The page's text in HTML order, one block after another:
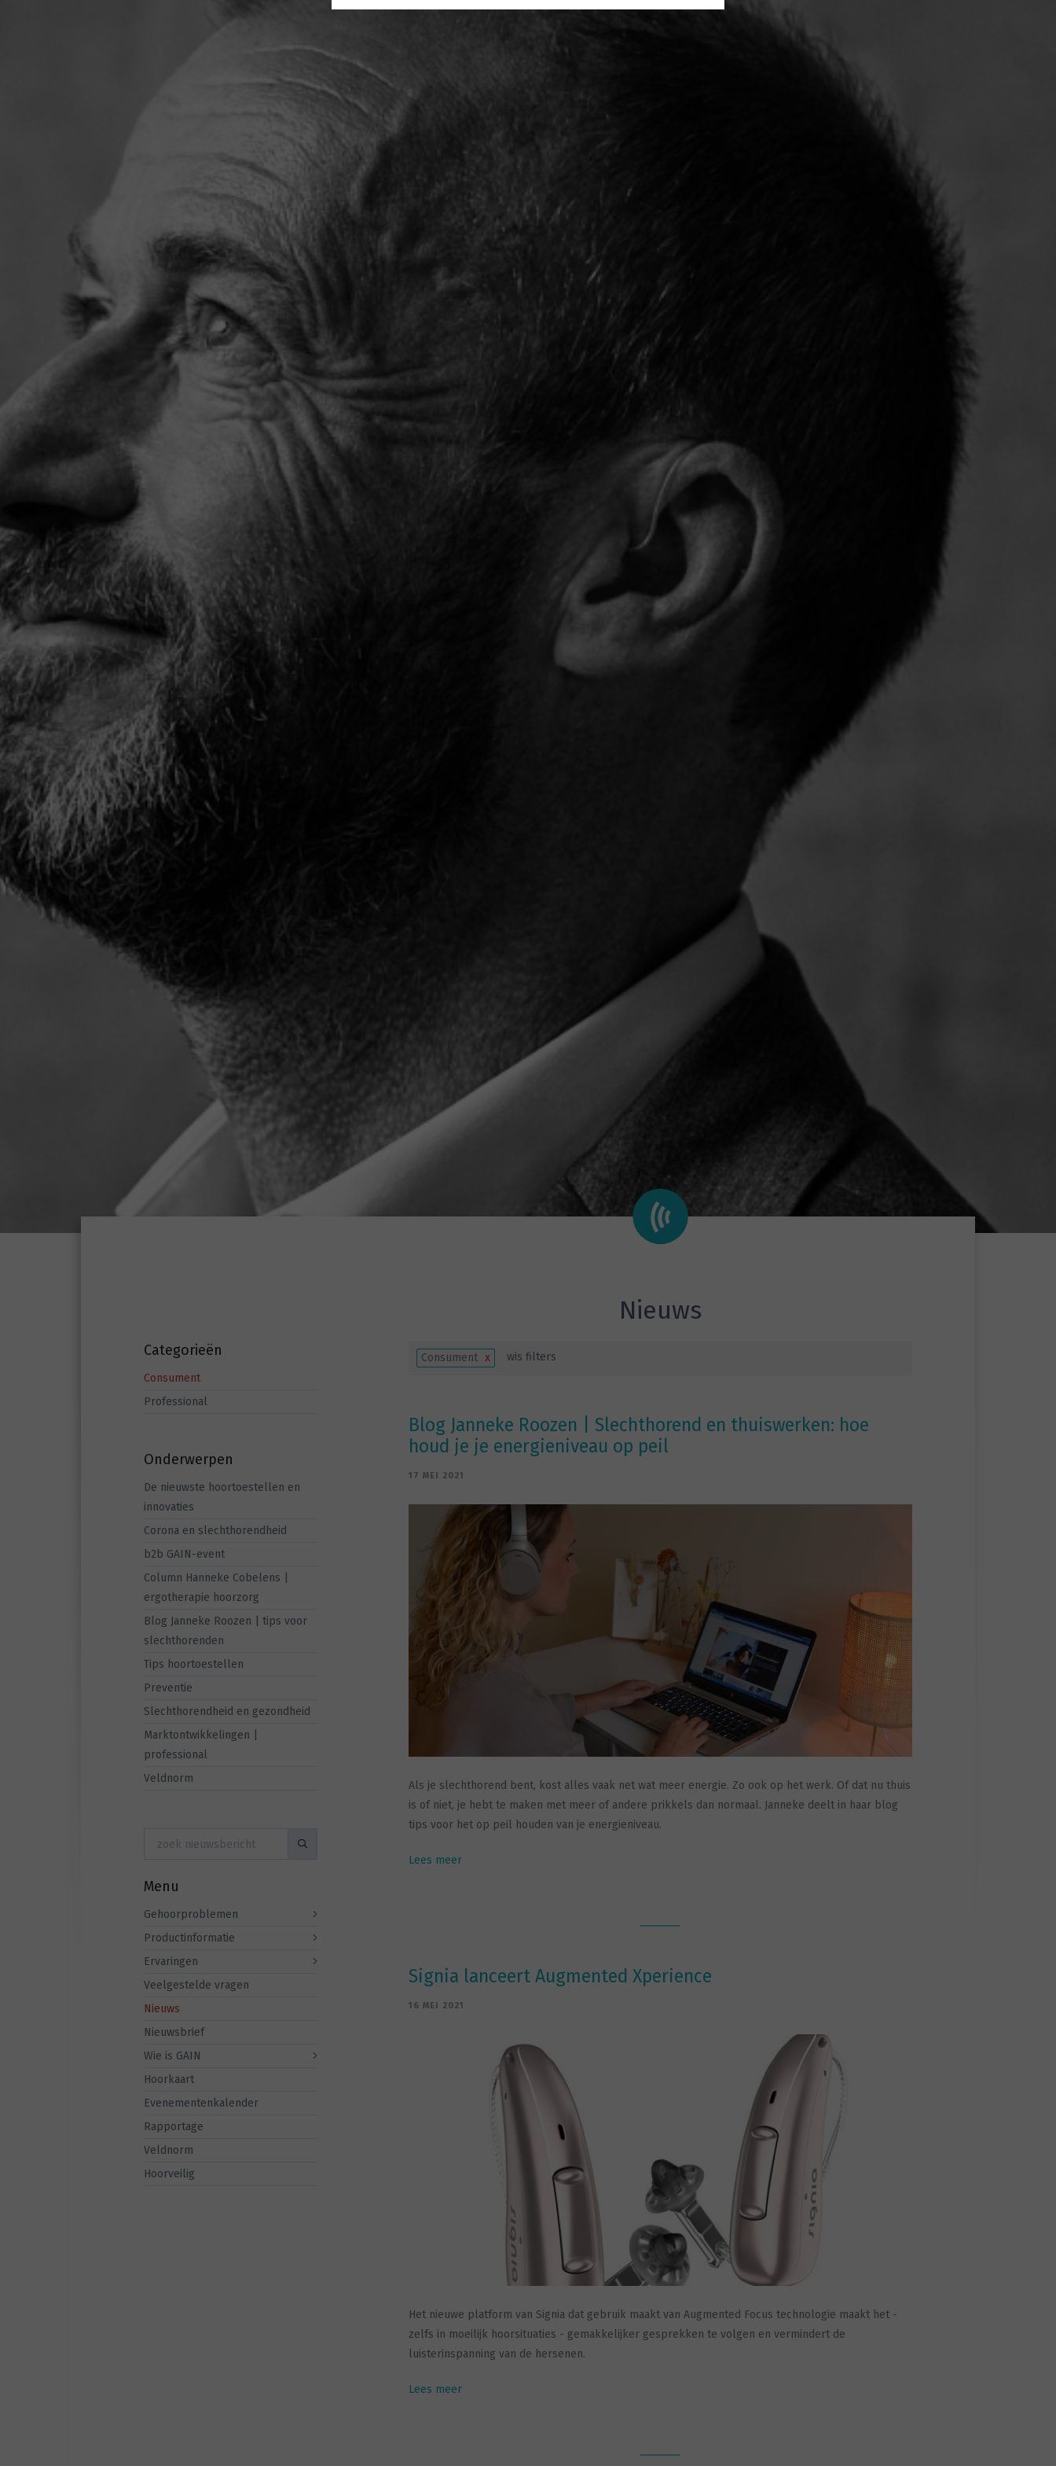
Categorieën
Consument
Professional
Onderwerpen
De nieuwste hoortoestellen en
innovaties
Corona en slechthorendheid
b2b GAIN-event
Column Hanneke Cobelens |
ergotherapie hoorzorg
Blog Janneke Roozen | tips voor
slechthorenden
Tips hoortoestellen
Preventie
Slechthorendheid en gezondheid
Marktontwikkelingen |
professional
Veldnorm
Menu
Gehoorproblemen
Productinformatie
Ervaringen
Veelgestelde vragen
Nieuws
Nieuwsbrief
Wie is GAIN
Hoorkaart
Evenementenkalender
Rapportage
Veldnorm
Hoorveilig
Nieuws
Consument x wis filters
Blog Janneke Roozen | Slechthorend en thuiswerken: hoe
houd je je energieniveau op peil
17 MEI 2021
Als je slechthorend bent, kost alles vaak net wat meer energie. Zo ook op het werk. Of dat nu thuis
is of niet, je hebt te maken met meer of andere prikkels dan normaal. Janneke deelt in haar blog
tips voor het op peil houden van je energieniveau.
Lees meer
Signia lanceert Augmented Xperience
16 MEI 2021
Het nieuwe platform van Signia dat gebruik maakt van Augmented Focus technologie maakt het -
zelfs in moeilijk hoorsituaties - gemakkelijker gesprekken te volgen en vermindert de
luisterinspanning van de hersenen.
Lees meer